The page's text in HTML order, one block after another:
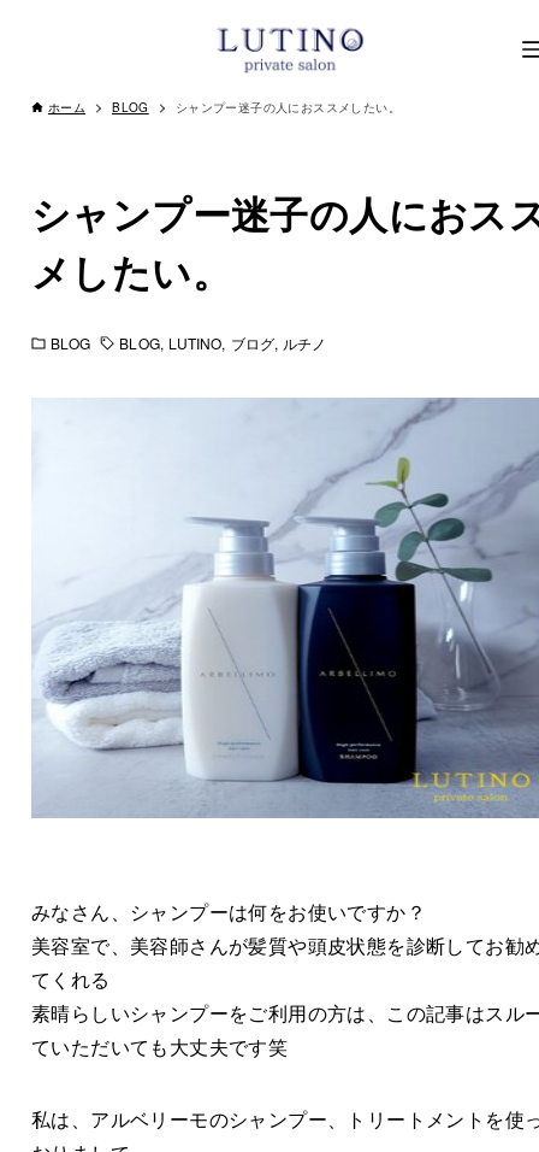
ホーム BLOG シャンプー迷子の人におススメしたい。
シャンプー迷子の人におス
メしたい。
BLOG BLOG LUTINO ブログ ルチノ
みなさん、シャンプーは何をお使いですか？
美容室で、美容師さんが髪質や頭皮状態を診断してお勧
てくれる
素晴らしいシャンプーをご利用の方は、この記事はスル
ていただいても大丈夫です笑
私は、アルベリーモのシャンプー、トリートメントを使